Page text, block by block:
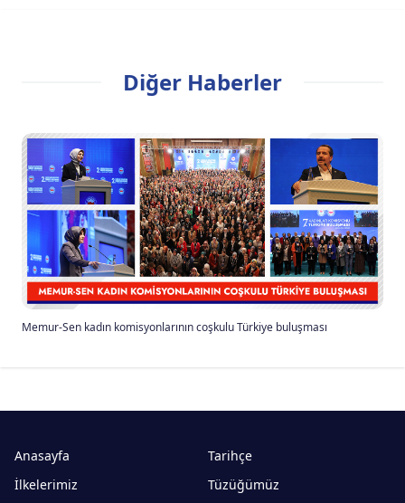
Diğer Haberler
Memur-Sen kadın komisyonlarının coşkulu Türkiye buluşması
Anasayfa
Tarihçe
İlkelerimiz
Tüzüğümüz